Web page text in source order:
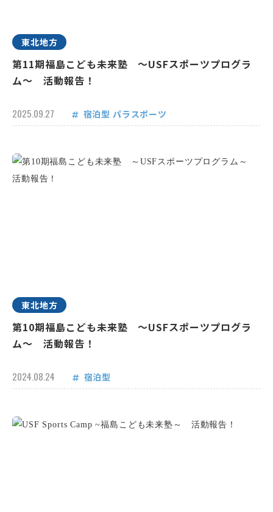
東北地方
第11期福島こども未来塾 ～USFスポーツプログラ
ム～ 活動報告！
2025.09.27 宿泊型 パラスポーツ
東北地方
第10期福島こども未来塾 ～USFスポーツプログラ
ム～ 活動報告！
2024.08.24 宿泊型